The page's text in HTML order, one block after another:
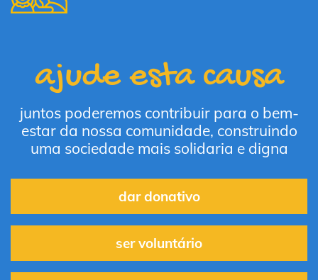
ajude esta causa
juntos poderemos contribuir para o bem-
estar da nossa comunidade, construindo
uma sociedade mais solidaria e digna
dar donativo
ser voluntário